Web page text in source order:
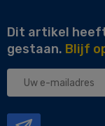
Dit artikel
gestaan. Blijf
Uw